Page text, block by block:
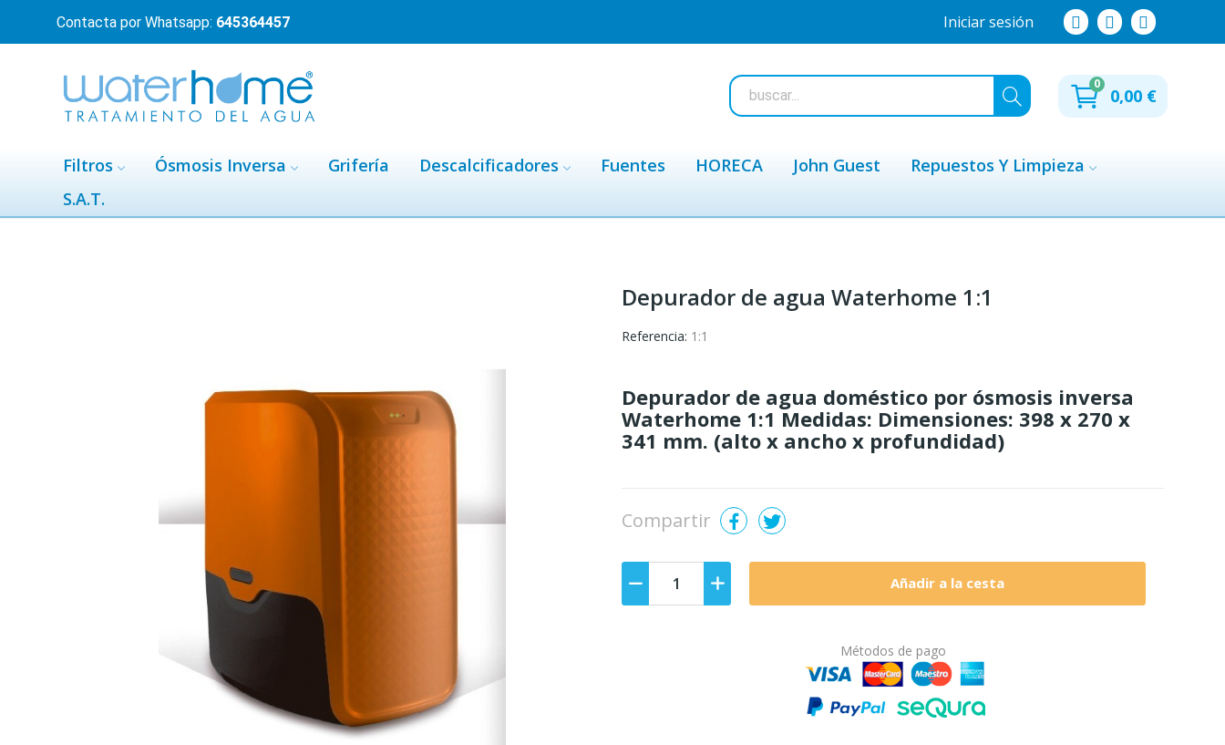
Contacta por Whatsapp: 645364457 Iniciar sesión
0,00 €
0
Filtros Ósmosis Inversa Grifería Descalcificadores Fuentes HORECA John Guest
Repuestos Y Limpieza
S.A.T.
Depurador de agua Waterhome 1:1
Referencia: 1:1
Depurador de agua doméstico por ósmosis inversa
Waterhome 1:1 Medidas: Dimensiones: 398 x 270 x
341 mm. (alto x ancho x profundidad)
Compartir
Añadir a la cesta
Métodos de pago